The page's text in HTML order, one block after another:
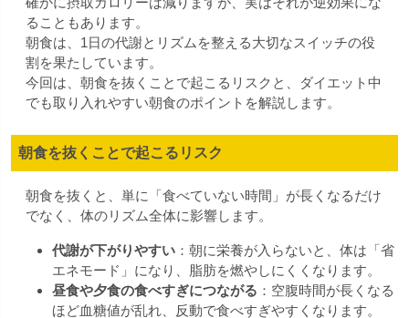
ることもあります。
朝食は、1日の代謝とリズムを整える大切なスイッチの役
割を果たしています。
今回は、朝食を抜くことで起こるリスクと、ダイエット中
でも取り入れやすい朝食のポイントを解説します。
朝食を抜くことで起こるリスク
朝食を抜くと、単に「食べていない時間」が長くなるだけ
でなく、体のリズム全体に影響します。
代謝が下がりやすい ：朝に栄養が入らないと、体は「省
エネモード」になり、脂肪を燃やしにくくなります。
昼食や夕食の食べすぎにつながる ：空腹時間が長くなる
ほど血糖値が乱れ、反動で食べすぎやすくなります。